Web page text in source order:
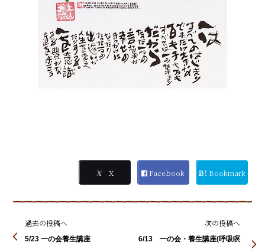
𝕏 X Facebook Ｂ! Bookmark
過去の投稿へ
5/23 一の会養生講座
次の投稿へ
6/13 一の会・養生講座(呼吸瞑